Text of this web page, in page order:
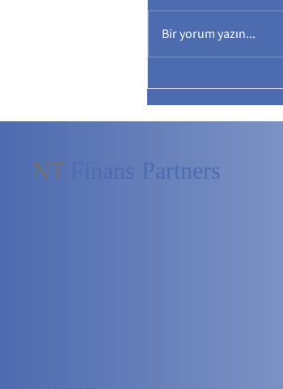
Bir yorum yazın...
NT Finans Partners